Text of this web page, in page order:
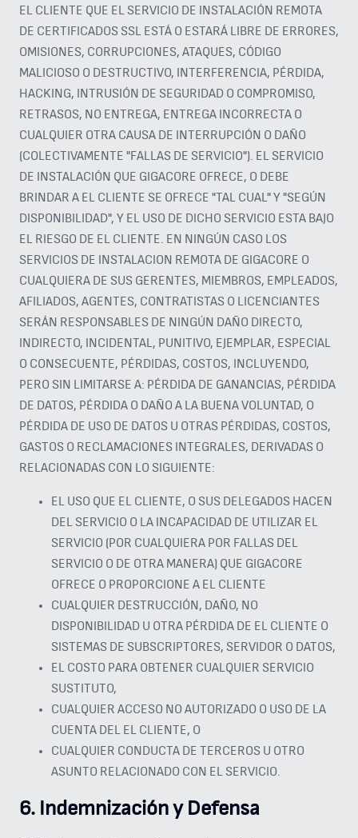
EL CLIENTE QUE EL SERVICIO DE INSTALACIÓN REMOTA
DE CERTIFICADOS SSL ESTÁ O ESTARÁ LIBRE DE ERRORES,
OMISIONES, CORRUPCIONES, ATAQUES, CÓDIGO
MALICIOSO O DESTRUCTIVO, INTERFERENCIA, PÉRDIDA,
HACKING, INTRUSIÓN DE SEGURIDAD O COMPROMISO,
RETRASOS, NO ENTREGA, ENTREGA INCORRECTA O
CUALQUIER OTRA CAUSA DE INTERRUPCIÓN O DAÑO
(COLECTIVAMENTE "FALLAS DE SERVICIO"). EL SERVICIO
DE INSTALACIÓN QUE GIGACORE OFRECE, O DEBE
BRINDAR A EL CLIENTE SE OFRECE "TAL CUAL" Y "SEGÚN
DISPONIBILIDAD", Y EL USO DE DICHO SERVICIO ESTA BAJO
EL RIESGO DE EL CLIENTE. EN NINGÚN CASO LOS
SERVICIOS DE INSTALACION REMOTA DE GIGACORE O
CUALQUIERA DE SUS GERENTES, MIEMBROS, EMPLEADOS,
AFILIADOS, AGENTES, CONTRATISTAS O LICENCIANTES
SERÁN RESPONSABLES DE NINGÚN DAÑO DIRECTO,
INDIRECTO, INCIDENTAL, PUNITIVO, EJEMPLAR, ESPECIAL
O CONSECUENTE, PÉRDIDAS, COSTOS, INCLUYENDO,
PERO SIN LIMITARSE A: PÉRDIDA DE GANANCIAS, PÉRDIDA
DE DATOS, PÉRDIDA O DAÑO A LA BUENA VOLUNTAD, O
PÉRDIDA DE USO DE DATOS U OTRAS PÉRDIDAS, COSTOS,
GASTOS O RECLAMACIONES INTEGRALES, DERIVADAS O
RELACIONADAS CON LO SIGUIENTE:
EL USO QUE EL CLIENTE, O SUS DELEGADOS HACEN
DEL SERVICIO O LA INCAPACIDAD DE UTILIZAR EL
SERVICIO (POR CUALQUIERA POR FALLAS DEL
SERVICIO O DE OTRA MANERA) QUE GIGACORE
OFRECE O PROPORCIONE A EL CLIENTE
CUALQUIER DESTRUCCIÓN, DAÑO, NO
DISPONIBILIDAD U OTRA PÉRDIDA DE EL CLIENTE O
SISTEMAS DE SUBSCRIPTORES, SERVIDOR O DATOS,
EL COSTO PARA OBTENER CUALQUIER SERVICIO
SUSTITUTO,
CUALQUIER ACCESO NO AUTORIZADO O USO DE LA
CUENTA DEL EL CLIENTE, O
CUALQUIER CONDUCTA DE TERCEROS U OTRO
ASUNTO RELACIONADO CON EL SERVICIO.
6. Indemnización y Defensa